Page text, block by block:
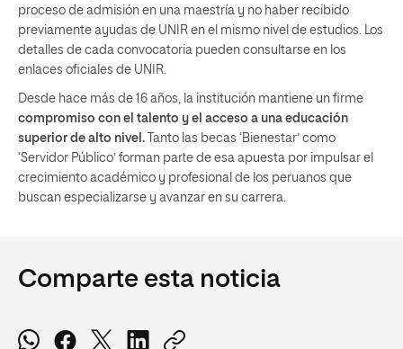
proceso de admisión en una maestría y no haber recibido
previamente ayudas de UNIR en el mismo nivel de estudios. Los
detalles de cada convocatoria pueden consultarse en los
enlaces oficiales de UNIR.
Desde hace más de 16 años, la institución mantiene un firme
compromiso con el talento y el acceso a una educación
superior de alto nivel. Tanto las becas ‘Bienestar’ como
‘Servidor Público’ forman parte de esa apuesta por impulsar el
crecimiento académico y profesional de los peruanos que
buscan especializarse y avanzar en su carrera.
Comparte esta noticia